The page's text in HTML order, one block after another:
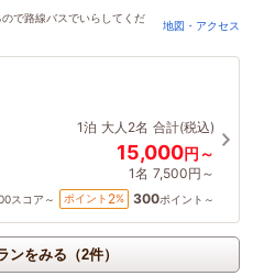
約されました
で路線バスでいらしてくだ
地図・アクセス
1泊 大人2名 合計(税込)
15,000円～
1名 7,500円～
スコア～ ポイント 2% 300ポイント～
ンをみる（2件）